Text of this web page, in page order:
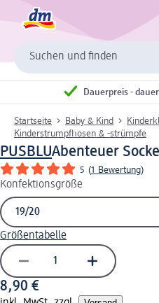
Suchen und finden
Dauerpreis -
Startseite Baby & Kind
Kinderstrumpfhosen & -strümpfe
PUSBLUAbenteuer
5 (1 Bewertung)
Konfektionsgröße
Größentabelle
8,90 €